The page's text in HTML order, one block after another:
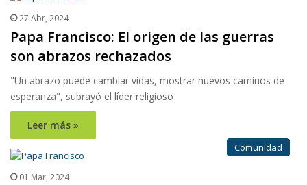
27 Abr, 2024
Papa Francisco: El origen de las guerras
son abrazos rechazados
"Un abrazo puede cambiar vidas, mostrar nuevos caminos de
esperanza", subrayó el líder religioso
Leer más »
Comunidad
01 Mar, 2024